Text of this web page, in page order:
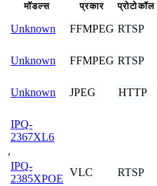
मॉडल्स प्रकार प्रोटोकॉल
Unknown FFMPEG RTSP
Unknown FFMPEG RTSP
Unknown JPEG HTTP
IPQ-
2367XL6
,
IPQ-
2385XPOE
VLC RTSP